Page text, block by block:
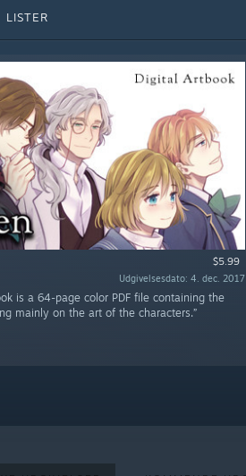
LISTER
$5.99
Udgivelsesdato: 4. dec. 2017
is a 64-page color PDF file containing the
mainly on the art of the characters.”